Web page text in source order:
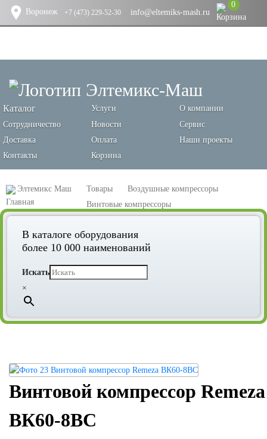
Воронеж +7 (473) 229-52-30 info@eltemiks-mash.ru
0
Каталог Услуги
О компании
Сотрудничество
Новости
Сервис
Доставка
Оплата
Наши проекты
Контакты
Корзина
Элтемикс Маш Товары
Воздушные компрессоры
Винтовые компрессоры
Винтовой компрессор Remeza ВК60-8ВС
В каталоге оборудования
более 10 000 наименований
Искать
×
Винтовой компрессор Remeza
ВК60-8ВС